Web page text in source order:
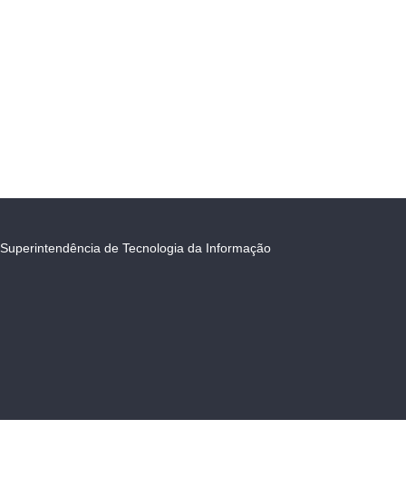
Superintendência de Tecnologia da Informação